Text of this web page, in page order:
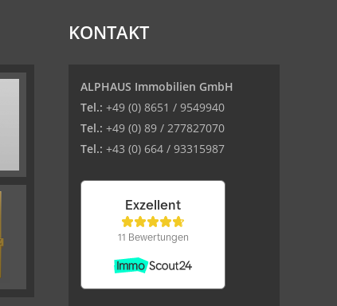
KONTAKT
ALPHAUS Immobilien GmbH
Tel.: +49 (0) 8651 / 9549940
Tel.: +49 (0) 89 / 277827070
Tel.: +43 (0) 664 / 93315987